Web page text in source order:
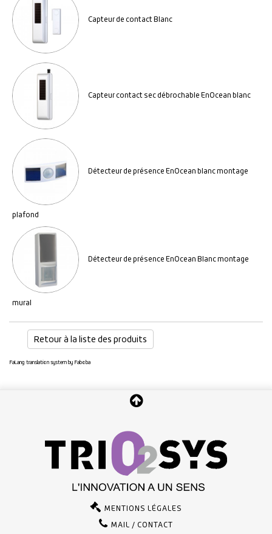
Capteur de contact Blanc
Capteur contact sec débrochable EnOcean blanc
Détecteur de présence EnOcean blanc montage
plafond
Détecteur de présence EnOcean Blanc montage
mural
Retour à la liste des produits
FaLang translation system by Faboba
MENTIONS LÉGALES
MAIL / CONTACT